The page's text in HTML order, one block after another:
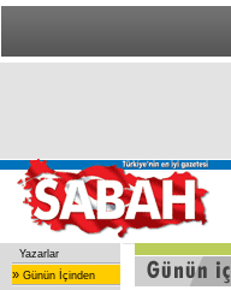
Yazarlar
» Günün İçinden